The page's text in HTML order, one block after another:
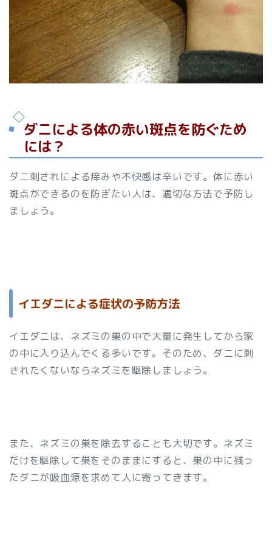
ダニによる体の赤い斑点を防ぐため
には？
ダニ刺されによる痒みや不快感は辛いです。体に赤い
斑点ができるのを防ぎたい人は、適切な方法で予防し
ましょう。
イエダニによる症状の予防方法
イエダニは、ネズミの巣の中で大量に発生してから家
の中に入り込んでくる多いです。そのため、ダニに刺
されたくないならネズミを駆除しましょう。
また、ネズミの巣を除去することも大切です。ネズミ
だけを駆除して巣をそのままにすると、巣の中に残っ
たダニが吸血源を求めて人に寄ってきます。